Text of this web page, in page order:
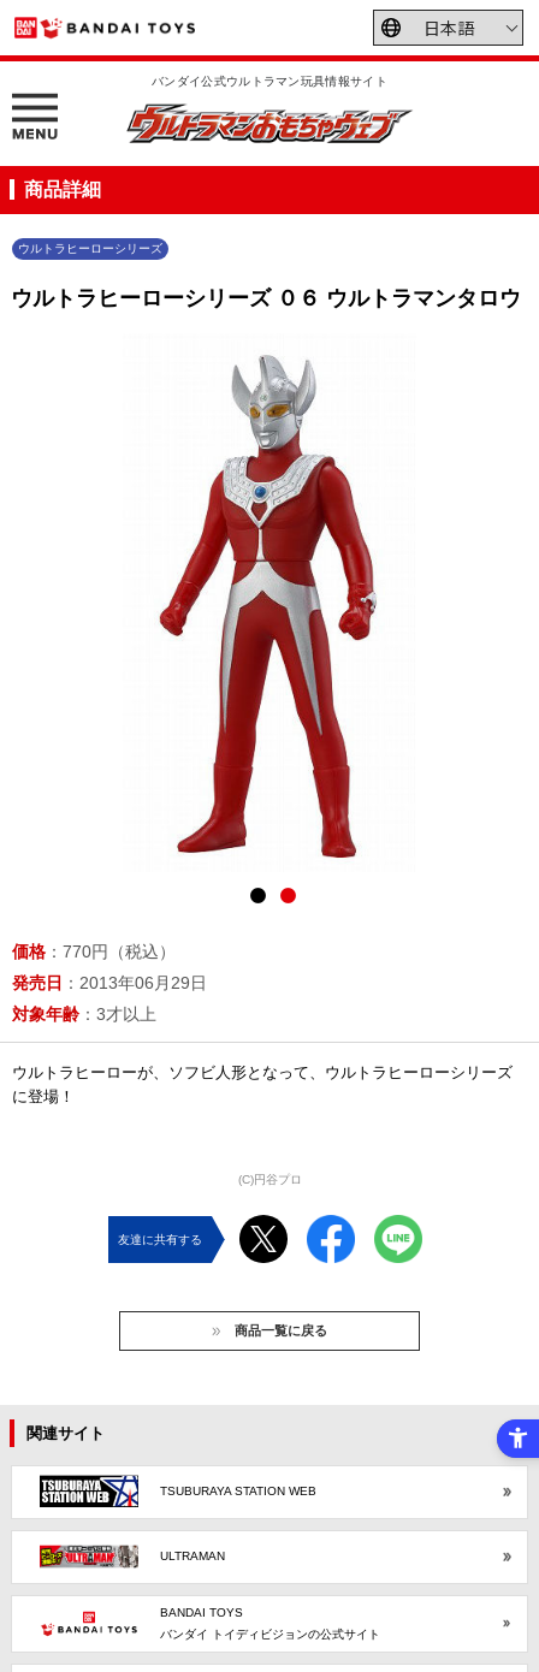
バンダイ公式ウルトラマン玩具情報サイト
商品詳細
ウルトラヒーローシリーズ
ウルトラヒーローシリーズ ０６ ウルトラマンタロウ
価格 ：770円（税込）
発売日 ：2013年06月29日
対象年齢 ：3才以上
ウルトラヒーローが、ソフビ人形となって、ウルトラヒーローシリーズ
に登場！
(C)円谷プロ
友達に共有する
商品一覧に戻る
関連サイト
TSUBURAYA STATION WEB
ULTRAMAN
BANDAI TOYS
バンダイ トイディビジョンの公式サイト